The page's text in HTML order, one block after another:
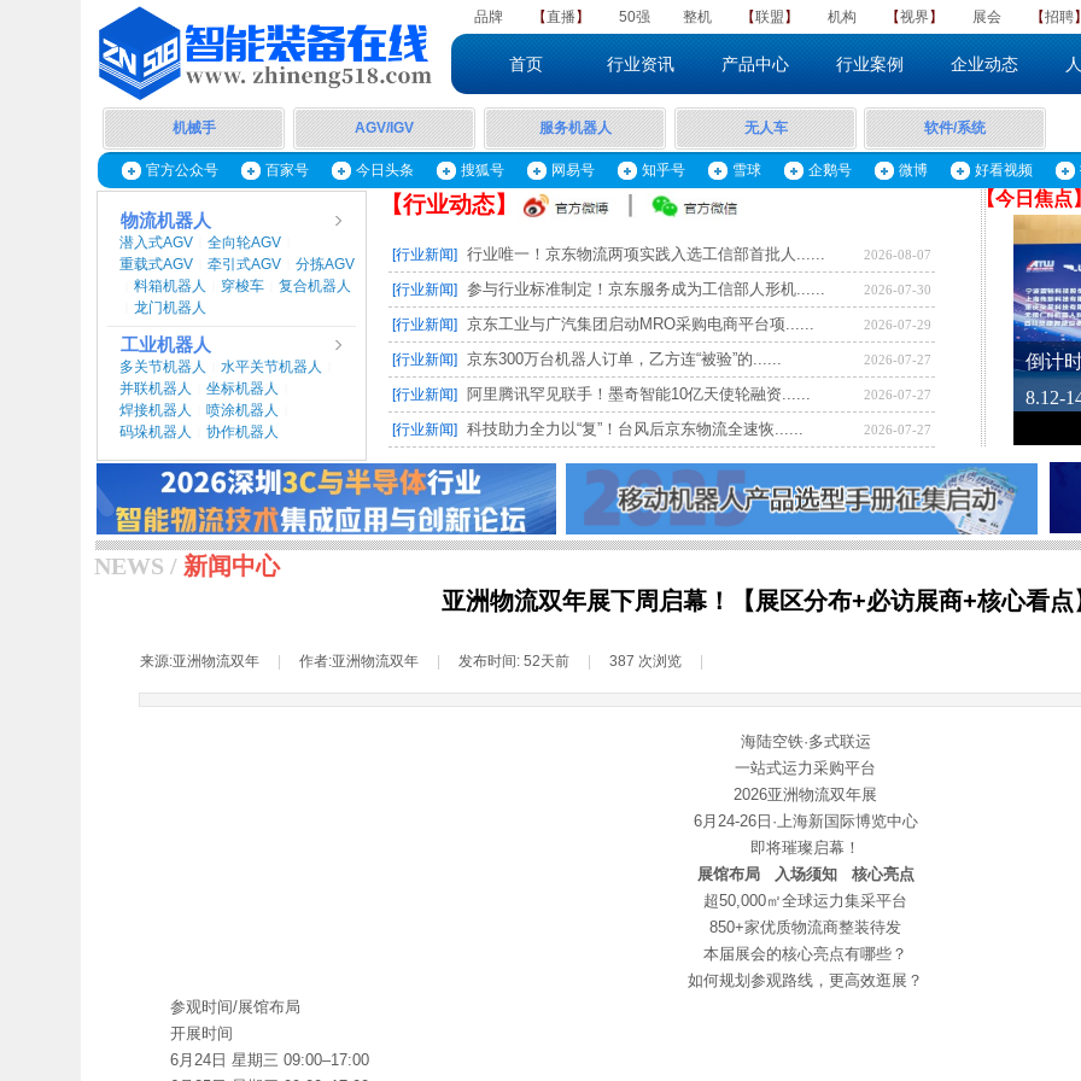
品牌 【直播】 50强 整机 ​【联盟 】 机构 【视界 】 展会 【招聘
首页 行业资讯 产品中心 行业案例 企业动态
软件/系统
无人车
机械手 服务机器人
AGV/IGV
官方公众号 百家号 今日头条 搜狐号 网易号 知乎号 雪球 企鹅号 微博 好看视频
【​今日焦点
【行业动态】
物流机器人
潜入式AGV 全向轮AGV
重载式AGV 牵引式AGV 分拣AGV
料箱机器人 穿梭车 复合机器人
龙门机器人
工业机器人
多关节机器人 水平关节机器人
并联机器人 坐标机器人
焊接机器人 喷涂机器人
码垛机器人 协作机器人
[行业新闻] 行业唯一！京东物流两项实践入选工信部首批人...... 2026-08-07
[行业新闻] 参与行业标准制定！京东服务成为工信部人形机...... 2026-07-30
[行业新闻] 京东工业与广汽集团启动MRO采购电商平台项...... 2026-07-29
[行业新闻] 京东300万台机器人订单，乙方连“被验”的...... 2026-07-27
[行业新闻] 阿里腾讯罕见联手！墨奇智能10亿天使轮融资...... 2026-07-27
[行业新闻] 科技助力全力以“复”！台风后京东物流全速恢...... 2026-07-27
NEWS / 新闻中心
亚洲物流双年展下周启幕！【展区分布+必访展商+核心看点
来源:亚洲物流双年 作者:亚洲物流双年 发布时间: 52天前 387 次浏览
海陆空铁·多式联运
一站式运力采购平台
2026亚洲物流双年展
6月24-26日·上海新国际博览中心
即将璀璨启幕！
展馆布局 入场须知 核心亮点
超50,000㎡全球运力集采平台
850+家优质物流商整装待发
本届展会的核心亮点有哪些？
如何规划参观路线，更高效逛展？
参观时间/展馆布局
开展时间
6月24日 星期三 09:00–17:00